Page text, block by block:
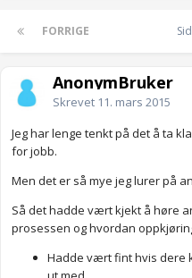
FORRIGE
AnonymBruker
Skrevet 11. mars 2015
Jeg har lenge tenkt på det å ta
for jobb.
Men det er så mye jeg lurer på
Så det hadde vært kjekt å høre
prosessen og hvordan
Hadde vært fint hvis dere